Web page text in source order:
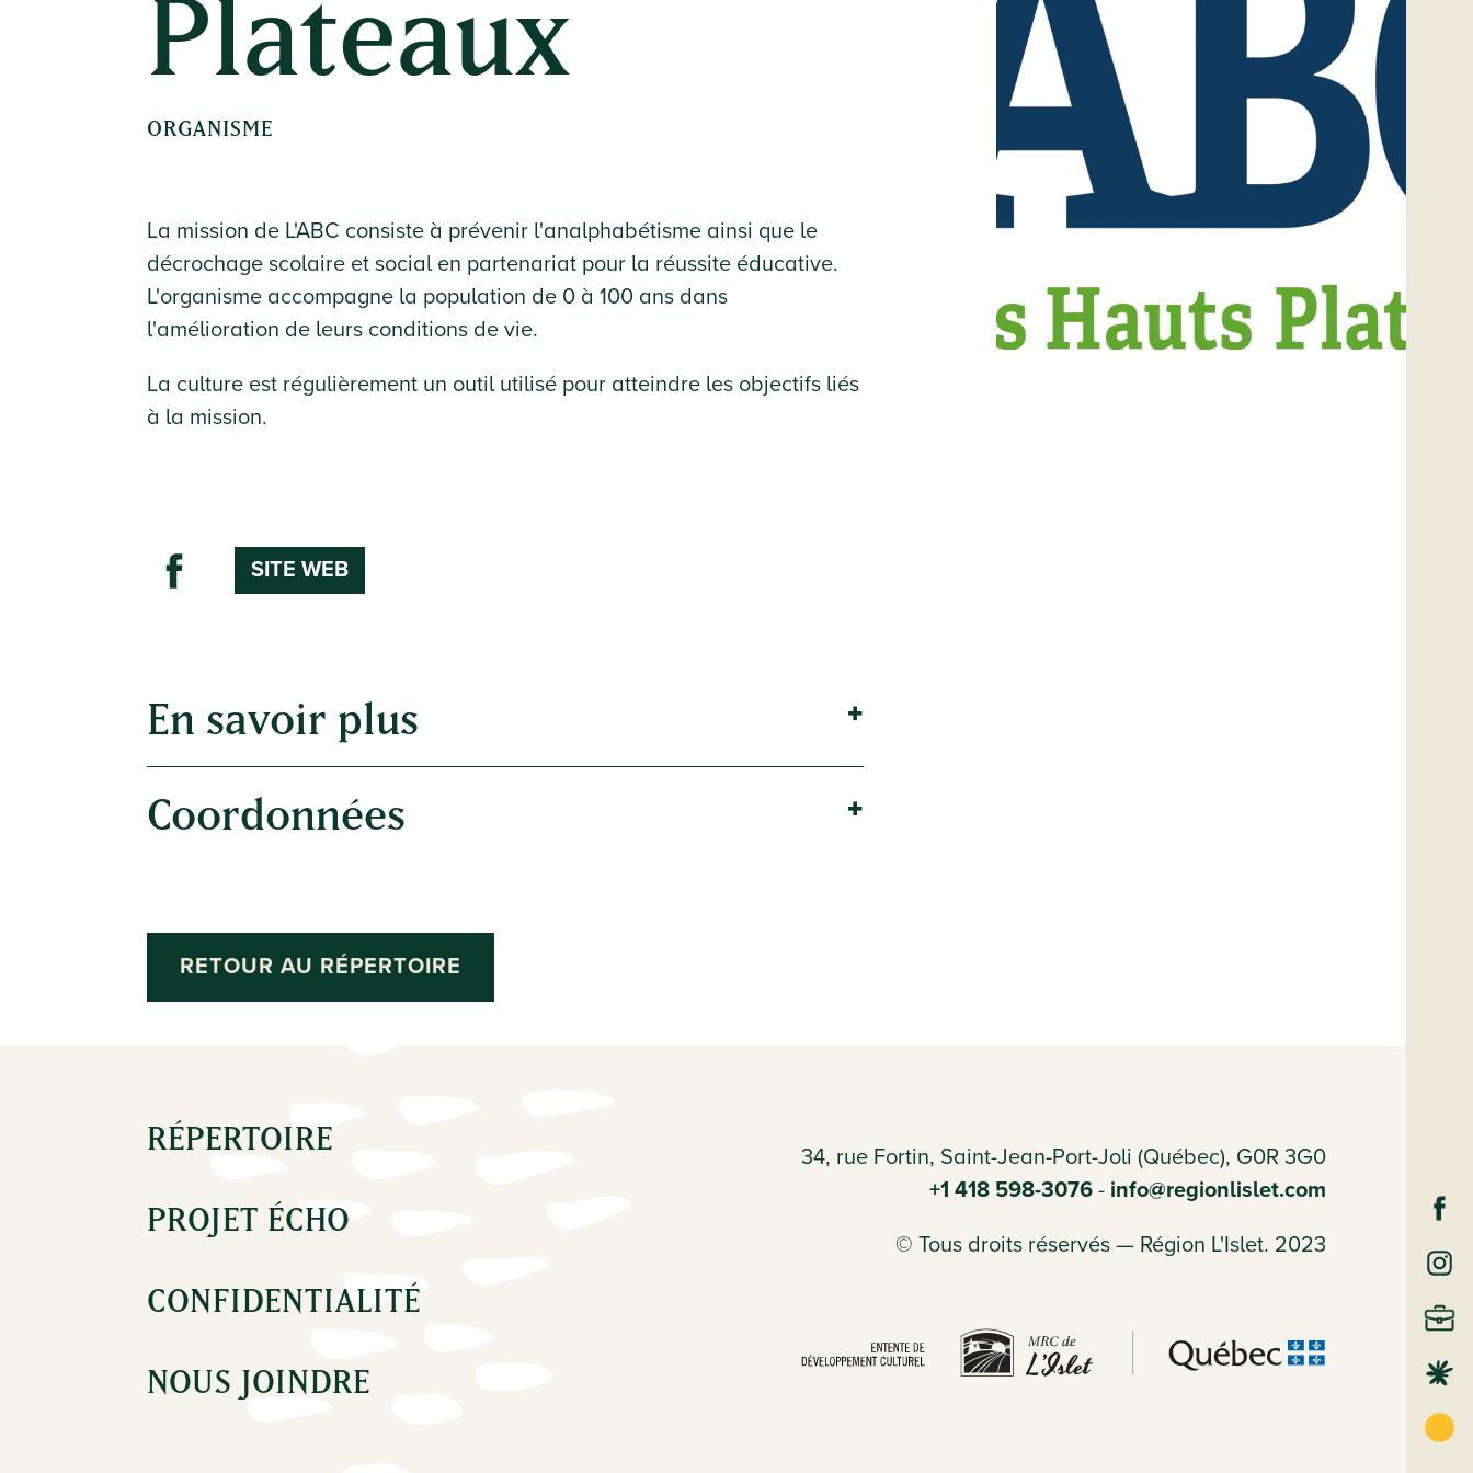
Plateaux
ORGANISME
La mission de L'ABC consiste à prévenir l'analphabétisme ainsi que le
décrochage scolaire et social en partenariat pour la réussite éducative.
L'organisme accompagne la population de 0 à 100 ans dans
l'amélioration de leurs conditions de vie.
La culture est régulièrement un outil utilisé pour atteindre les objectifs liés
à la mission.
SITE WEB
En savoir plus
Coordonnées
RETOUR AU RÉPERTOIRE
RÉPERTOIRE
PROJET ÉCHO
CONFIDENTIALITÉ
NOUS JOINDRE
34, rue Fortin, Saint-Jean-Port-Joli (Québec), G0R 3G0
+1 418 598-3076- info@regionlislet.com
© Tous droits réservés — Région L'Islet. 2023